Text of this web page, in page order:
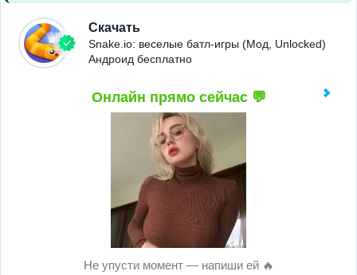
Скачать
Snake.io: веселые батл-игры (Мод, Unlocked)
Андроид бесплатно
Онлайн прямо сейчас 💬
Не упусти момент — напиши ей 🔥